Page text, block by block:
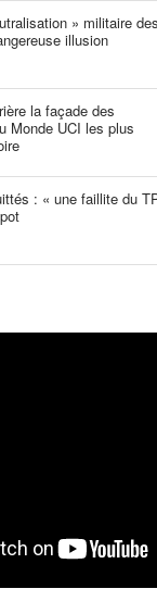
» militaire des
illusion
la façade des
Monde UCI les plus
: « une faillite du